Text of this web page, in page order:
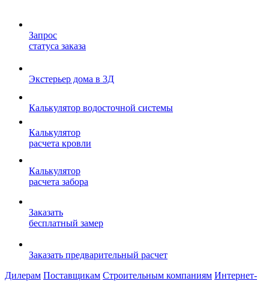
Запрос
статуса заказа
Экстерьер дома в 3Д
Калькулятор водосточной системы
Калькулятор
расчета кровли
Калькулятор
расчета забора
Заказать
бесплатный замер
Заказать предварительный расчет
Дилерам Поставщикам Строительным компаниям Интернет-